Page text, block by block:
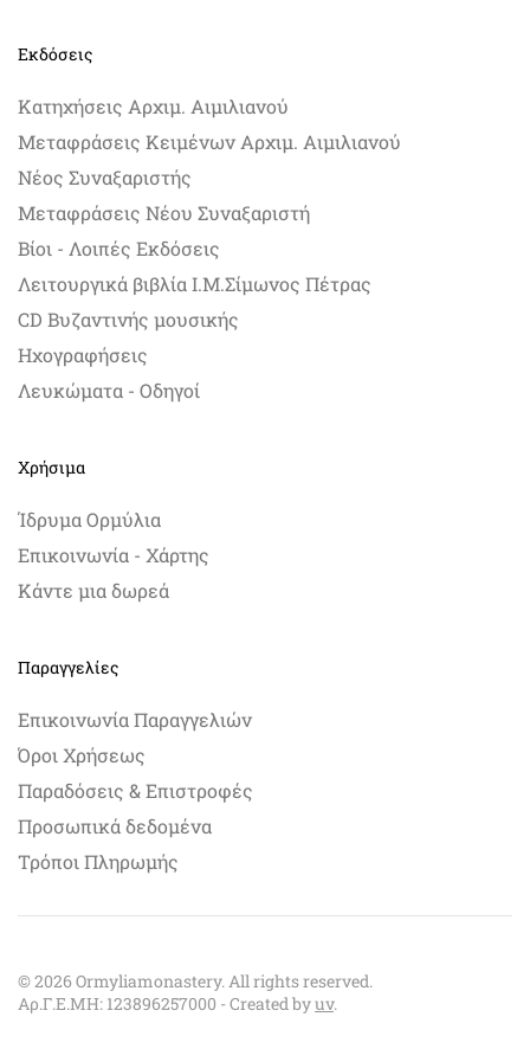
Εκδόσεις
Κατηχήσεις Αρχιμ. Αιμιλιανού
Μεταφράσεις Κειμένων Αρχιμ. Αιμιλιανού
Νέος Συναξαριστής
Μεταφράσεις Νέου Συναξαριστή
Βίοι - Λοιπές Εκδόσεις
Λειτουργικά βιβλία Ι.Μ.Σίμωνος Πέτρας
CD Βυζαντινής μουσικής
Ηχογραφήσεις
Λευκώματα - Οδηγοί
Χρήσιμα
Ίδρυμα Ορμύλια
Επικοινωνία - Χάρτης
Κάντε μια δωρεά
Παραγγελίες
Επικοινωνία Παραγγελιών
Όροι Χρήσεως
Παραδόσεις & Επιστροφές
Προσωπικά δεδομένα
Τρόποι Πληρωμής
©2026Ormyliamonastery. All rights reserved.
Αρ.Γ.Ε.ΜΗ: 123896257000 - Created byuv.